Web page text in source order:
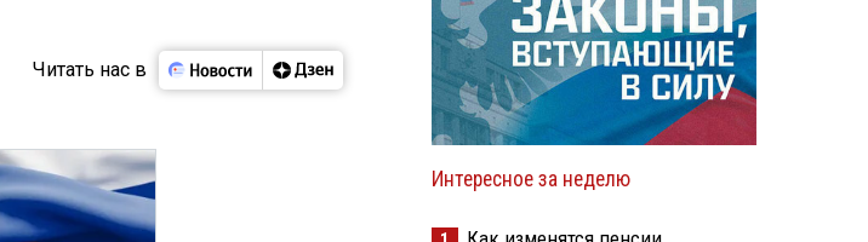
Читать нас в
Интересное за неделю